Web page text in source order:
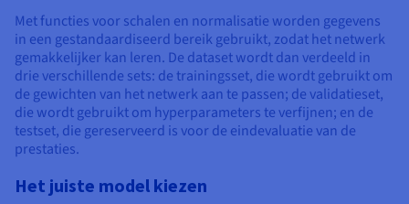
Met functies voor schalen en normalisatie worden gegevens
in een gestandaardiseerd bereik gebruikt, zodat het netwerk
gemakkelijker kan leren. De dataset wordt dan verdeeld in
drie verschillende sets: de trainingsset, die wordt gebruikt om
de gewichten van het netwerk aan te passen; de validatieset,
die wordt gebruikt om hyperparameters te verfijnen; en de
testset, die gereserveerd is voor de eindevaluatie van de
prestaties.
Het juiste model kiezen